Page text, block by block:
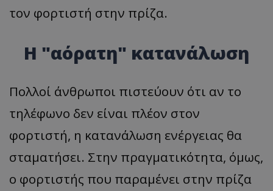
τον φορτιστή στην πρίζα.
Η "αόρατη" κατανάλωση
Πολλοί άνθρωποι πιστεύουν ότι αν το
τηλέφωνο δεν είναι πλέον στον
φορτιστή, η κατανάλωση ενέργειας θα
σταματήσει. Στην πραγματικότητα, όμως,
ο φορτιστής που παραμένει στην πρίζα